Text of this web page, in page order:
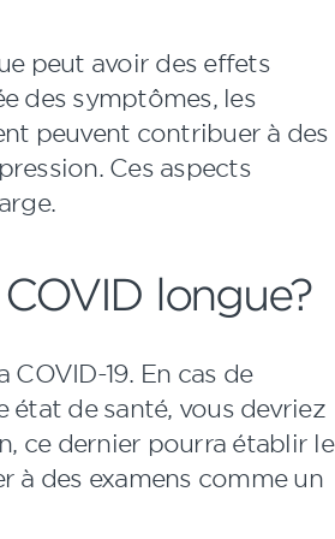
peut avoir des effets
des symptômes, les
peuvent contribuer à des
Ces aspects
longue?
19. En cas de
de santé, vous devriez
ce dernier pourra établir le
à des examens comme un